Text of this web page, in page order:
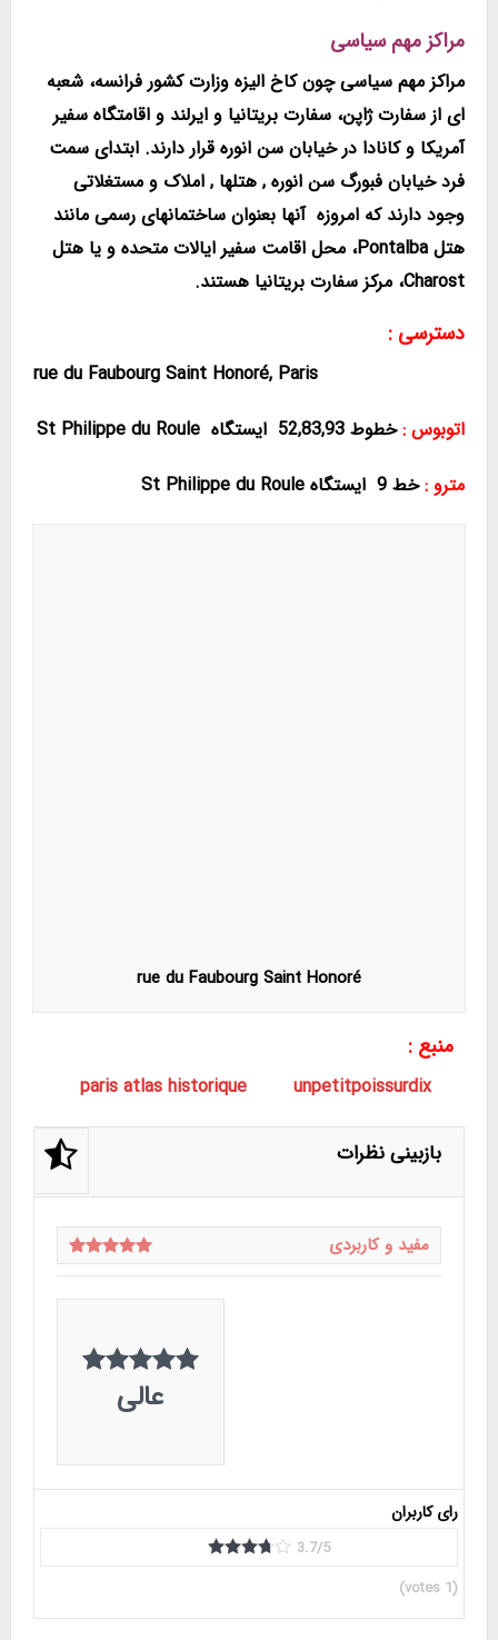
مراکز مهم سیاسی
مراکز مهم سیاسی چون کاخ الیزه وزارت کشور فرانسه، شعبه
ای از سفارت ژاپن، سفارت بریتانیا و ایرلند و اقامتگاه سفیر
آمریکا و کانادا در خیابان سن انوره قرار دارند. ابتدای سمت
فرد خیابان فبورگ سن انوره , هتلها , املاک و مستغلاتی
وجود دارند که امروزه آنها بعنوان ساختمانهای رسمی مانند
هتل Pontalba، محل اقامت سفیر ایالات متحده و یا هتل
Charost، مرکز سفارت بریتانیا هستند.
دسترسی :
rue du Faubourg Saint Honoré, Paris
اتوبوس : خطوط 52,83,93 ایستگاه
مترو : خط 9 ایستگاه St Philippe du Roule
rue du Faubourg Saint Honoré
منبع :
paris atlas historique unpetitpoissurdix
بازبینی نظرات
مفید و کاربردی
عالی
رای کاربران
3.7/5
(
1